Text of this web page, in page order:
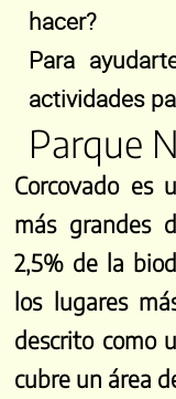
hacer?
Para
actividades
Parque
Corcovado es
más grandes
2,5% de la
los lugares
descrito como
cubre un área